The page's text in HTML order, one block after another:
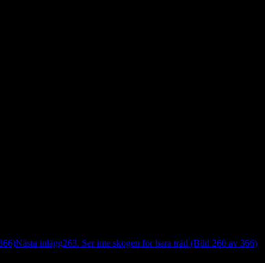
Nästa inlägg263. Ser inte skogen för bara träd (Bild 260 av 366)